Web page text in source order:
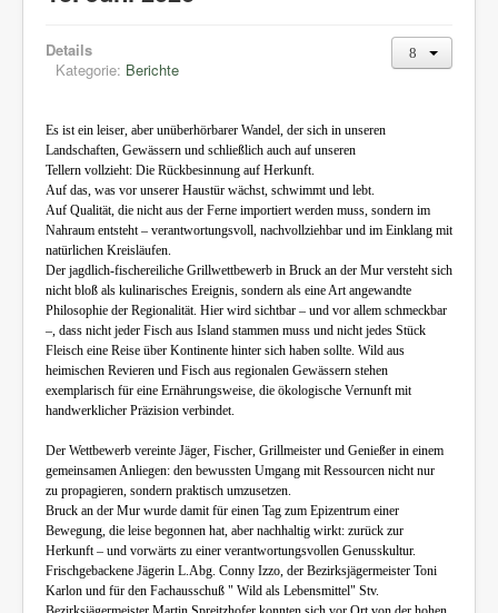
Details
Kategorie: Berichte
Es ist ein leiser, aber unüberhörbarer Wandel, der sich in unseren
Landschaften, Gewässern und schließlich auch auf unseren
Tellern vollzieht: Die Rückbesinnung auf Herkunft.
Auf das, was vor unserer Haustür wächst, schwimmt und lebt.
Auf Qualität, die nicht aus der Ferne importiert werden muss, sondern im
Nahraum entsteht – verantwortungsvoll, nachvollziehbar und im Einklang mit
natürlichen Kreisläufen.
Der jagdlich-fischereiliche Grillwettbewerb in Bruck an der Mur versteht sich
nicht bloß als kulinarisches Ereignis, sondern als eine Art angewandte
Philosophie der Regionalität. Hier wird sichtbar – und vor allem schmeckbar
–, dass nicht jeder Fisch aus Island stammen muss und nicht jedes Stück
Fleisch eine Reise über Kontinente hinter sich haben sollte. Wild aus
heimischen Revieren und Fisch aus regionalen Gewässern stehen
exemplarisch für eine Ernährungsweise, die ökologische Vernunft mit
handwerklicher Präzision verbindet.
Der Wettbewerb vereinte Jäger, Fischer, Grillmeister und Genießer in einem
gemeinsamen Anliegen: den bewussten Umgang mit Ressourcen nicht nur
zu propagieren, sondern praktisch umzusetzen.
Bruck an der Mur wurde damit für einen Tag zum Epizentrum einer
Bewegung, die leise begonnen hat, aber nachhaltig wirkt: zurück zur
Herkunft – und vorwärts zu einer verantwortungsvollen Genusskultur.
Frischgebackene Jägerin L.Abg. Conny Izzo, der Bezirksjägermeister Toni
Karlon und für den Fachausschuß " Wild als Lebensmittel" Stv.